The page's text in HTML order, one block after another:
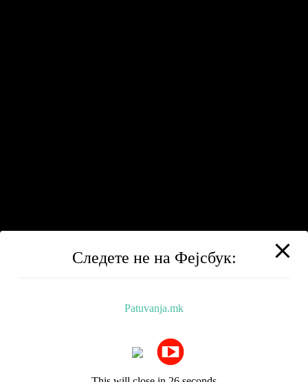
BALKAN TRIP
НИЗ МАКЕДОНИЈА
Следете не на Фејсбук:
Patuvanja.mk